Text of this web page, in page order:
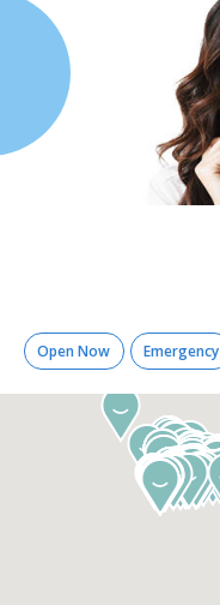
Open Now Emergency